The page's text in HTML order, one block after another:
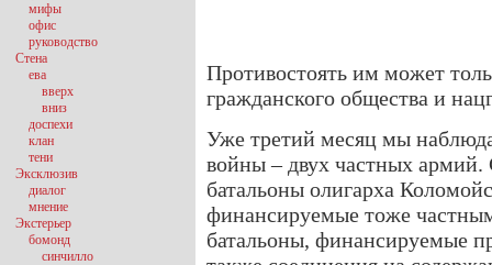
Противостоять им может
гражданского общества и
Уже третий месяц мы
войны – двух частных армий.
батальоны олигарха
финансируемые тоже
батальоны, финансируемые
мифы
офис
руководство
Стена
ева
вверх
вниз
доспехи
клан
тени
Эксклюзив
диалог
мнение
Экстерьер
бомонд
синчилло